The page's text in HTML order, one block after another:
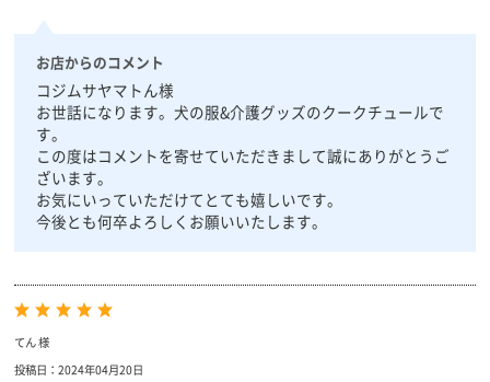
お店からのコメント
コジムサヤマトん様
お世話になります。犬の服&介護グッズのクークチュールで
す。
この度はコメントを寄せていただきまして誠にありがとうご
ざいます。
お気にいっていただけてとても嬉しいです。
今後とも何卒よろしくお願いいたします。
てん 様
投稿日：2024年04月20日